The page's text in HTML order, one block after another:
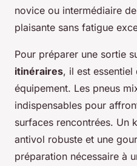
novice ou intermédiaire
plaisante sans fatigue
Pour préparer une sortie
itinéraires, il est essentiel
équipement. Les pneus
indispensables pour
surfaces rencontrées. Un
antivol robuste et une
préparation nécessaire à